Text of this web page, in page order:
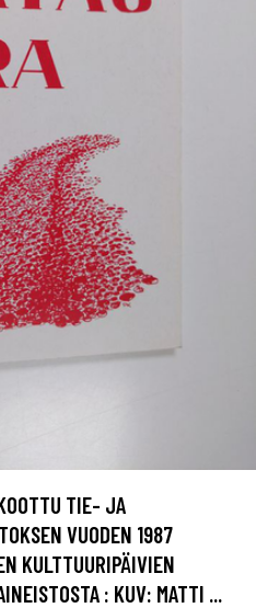
TIE- JA
VUODEN 1987
KULTTUURIPÄIVIEN
: KUV: MATTI ...